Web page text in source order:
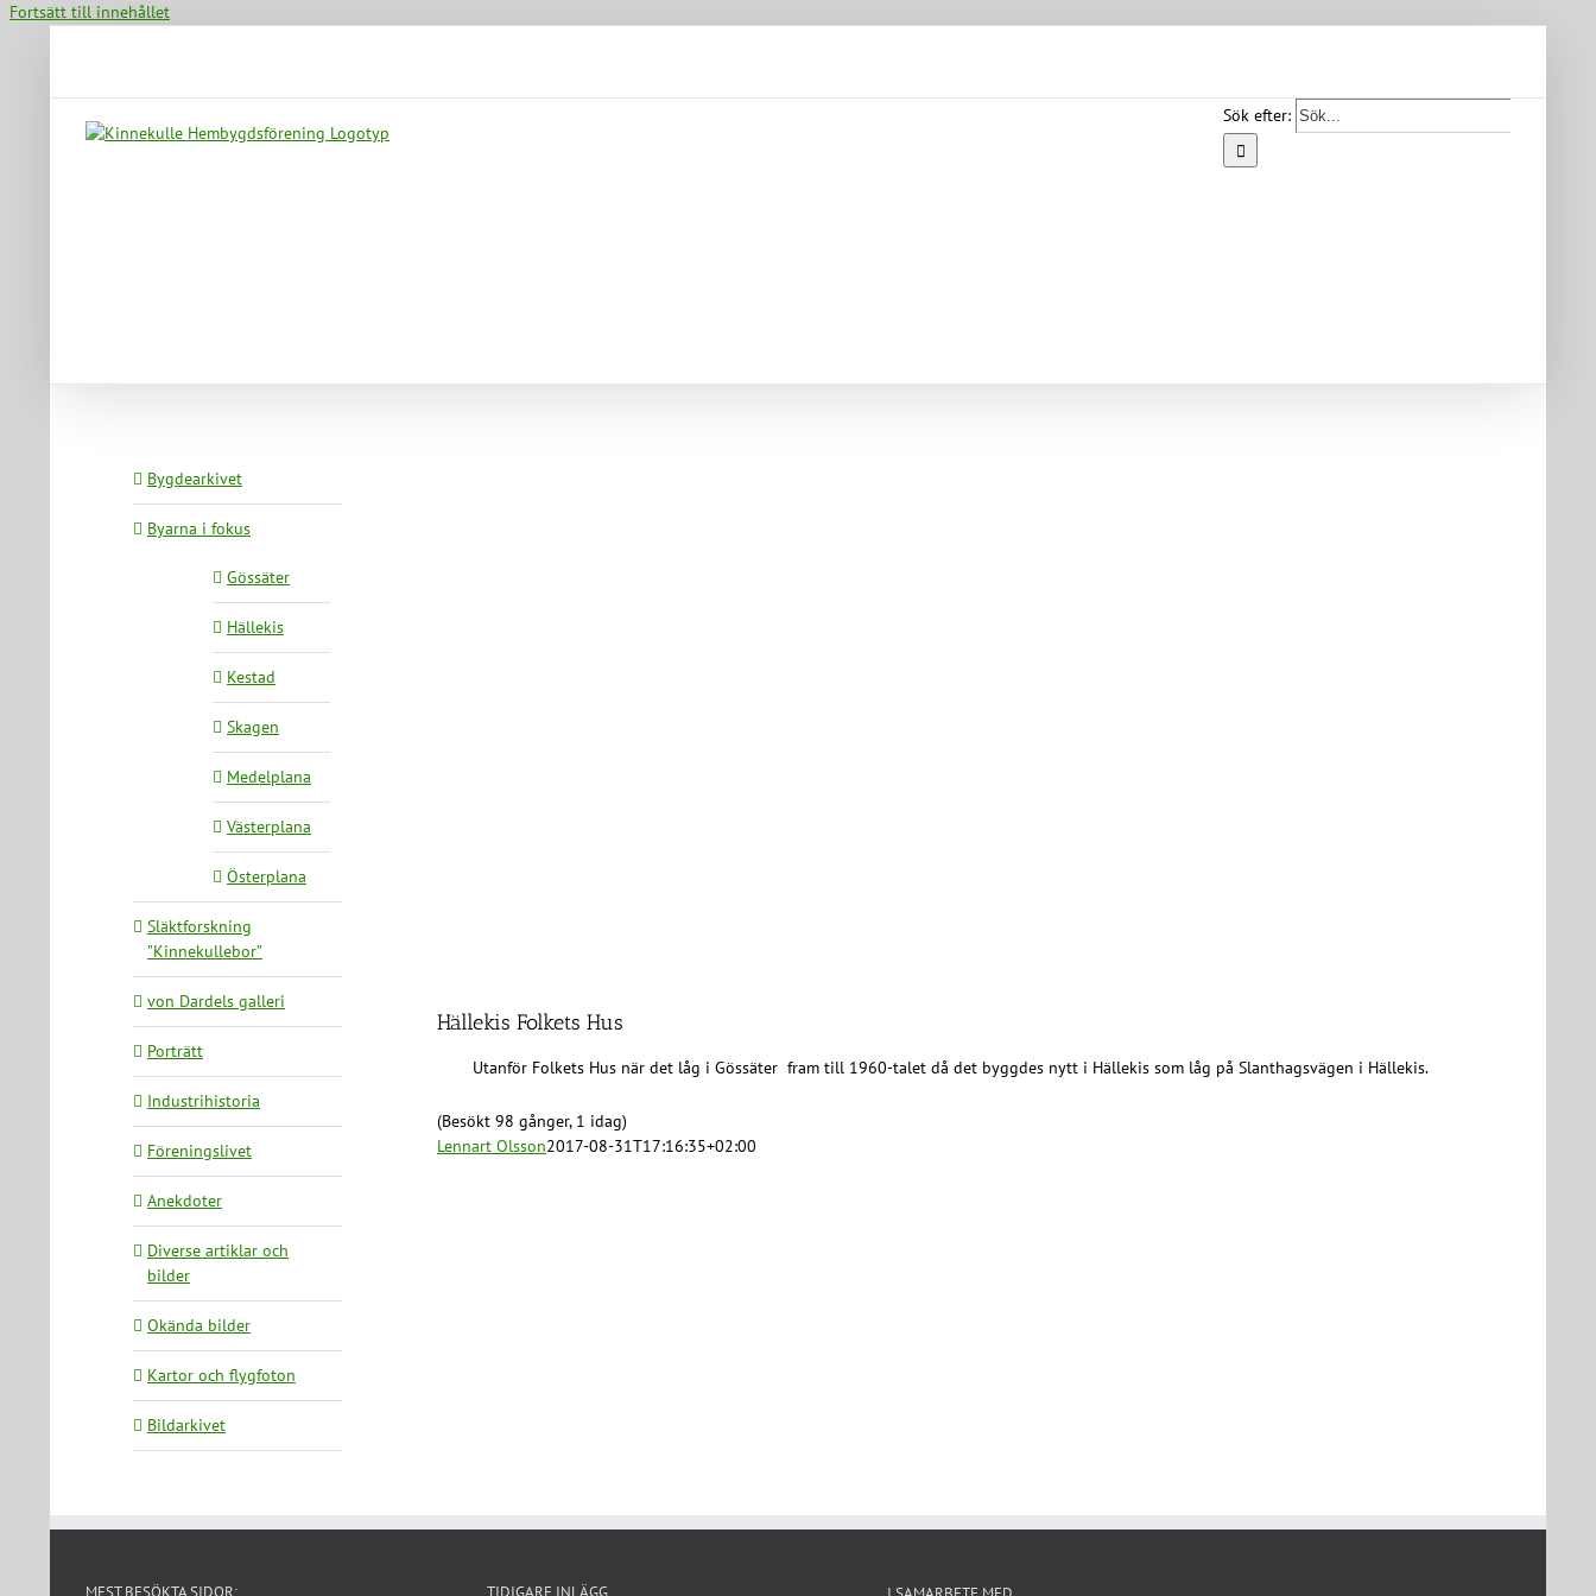
Fortsätt till innehållet
Sök efter:
Hällekis Folkets Hus
Utanför Folkets Hus när det låg i Gössäter fram till 1960-talet då det byggdes nytt i Hällekis som låg på Slanthagsvägen i Hällekis.
(Besökt 98 gånger, 1 idag)
Lennart Olsson2017-08-31T17:16:35+02:00
Bygdearkivet
Byarna i fokus
Gössäter
Hällekis
Kestad
Skagen
Medelplana
Västerplana
Österplana
Släktforskning
”Kinnekullebor”
von Dardels galleri
Porträtt
Industrihistoria
Föreningslivet
Anekdoter
Diverse artiklar och
bilder
Okända bilder
Kartor och flygfoton
Bildarkivet
MEST BESÖKTA SIDOR: TIDIGARE INLÄGG